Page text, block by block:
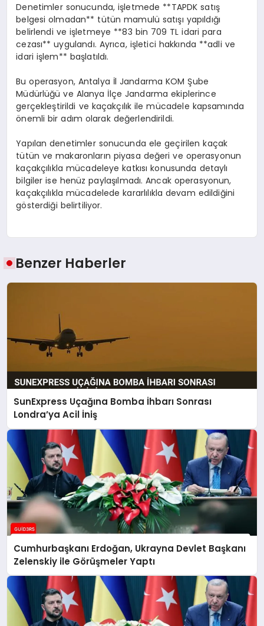
Denetimler sonucunda, işletmede **TAPDK satış
belgesi olmadan** tütün mamulü satışı yapıldığı
belirlendi ve işletmeye **83 bin 709 TL idari para
cezası** uygulandı. Ayrıca, işletici hakkında **adli ve
idari işlem** başlatıldı.
Bu operasyon, Antalya İl Jandarma KOM Şube
Müdürlüğü ve Alanya İlçe Jandarma ekiplerince
gerçekleştirildi ve kaçakçılık ile mücadele kapsamında
önemli bir adım olarak değerlendirildi.
Yapılan denetimler sonucunda ele geçirilen kaçak
tütün ve makaronların piyasa değeri ve operasyonun
kaçakçılıkla mücadeleye katkısı konusunda detaylı
bilgiler ise henüz paylaşılmadı. Ancak operasyonun,
kaçakçılıkla mücadelede kararlılıkla devam edildiğini
gösterdiği belirtiliyor.
Benzer Haberler
SunExpress Uçağına Bomba İhbarı Sonrası
Londra’ya Acil İniş
Cumhurbaşkanı Erdoğan, Ukrayna Devlet Başkanı
Zelenskiy ile Görüşmeler Yaptı